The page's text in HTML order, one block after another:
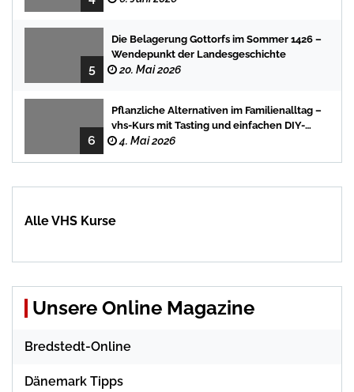
5
Die Belagerung Gottorfs im Sommer 1426 –
Wendepunkt der Landesgeschichte
20. Mai 2026
6
Pflanzliche Alternativen im Familienalltag –
vhs-Kurs mit Tasting und einfachen DIY-
Rezepten
4. Mai 2026
Alle VHS Kurse
Unsere Online Magazine
Bredstedt-Online
Dänemark Tipps